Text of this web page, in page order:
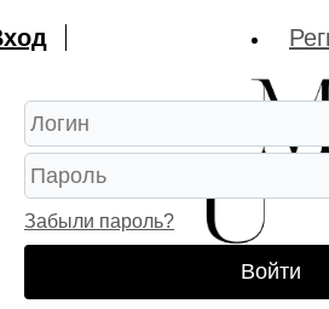
Забыли пароль?
Войти